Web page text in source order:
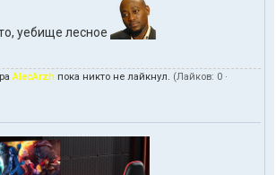
уебище лесное
AlecArzh пока никто не лайкнул. (Лайков: 0 ·